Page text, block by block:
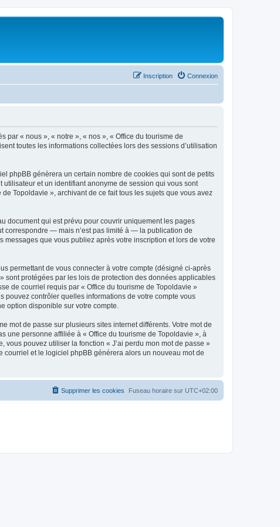
Connexion
Inscription
« nous », « notre », « nos », « Office du tourisme de
toutes les informations collectées lors des sessions d’utilisation
phpBB génèrera un certain nombre de cookies qui sont de petits
et un identifiant anonyme de session qui vous sont
Topoldavie », archivant de ce fait tous les sujets que vous avez
document qui est prévu pour couvrir uniquement les pages
correspondre — mais n’est pas limité à — la publication de
messages que vous publiez après votre inscription et lors de votre
permettant de vous connecter à votre compte (désigné ci-après
sont protégées par les lois de protection des données applicables
de courriel requis par « Office du tourisme de Topoldavie »
pouvez contrôler quelles informations de votre compte vous
option disponible sur votre compte.
mot de passe sur plusieurs sites internet différents. Votre mot de
une personne affiliée à « Office du tourisme de Topoldavie », à
pouvez utiliser la fonction « J’ai perdu mon mot de passe »
et le logiciel phpBB générera alors un nouveau mot de
Fuseau horaire sur UTC+02:00
Supprimer les cookies